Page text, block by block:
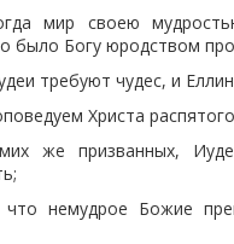
мир своею
было Богу юродством
требуют чудес, и
Христа
же призванных,
что немудрое Божие